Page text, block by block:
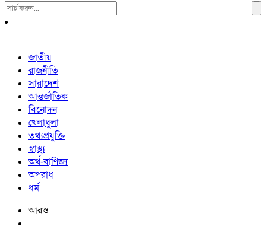
Search
For:
জাতীয়
রাজনীতি
সারাদেশ
আন্তর্জাতিক
বিনোদন
খেলাধুলা
তথ্যপ্রযুক্তি
স্বাস্থ্য
অর্থ-বাণিজ্য
অপরাধ
ধর্ম
আরও